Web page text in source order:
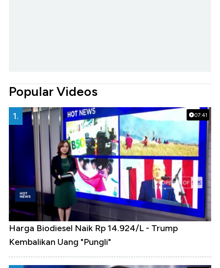
Popular Videos
07:41
1.
Harga Biodiesel Naik Rp 14.924/L - Trump
Kembalikan Uang "Pungli"